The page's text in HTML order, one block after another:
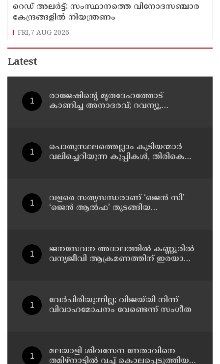
റെഡ് അലർട്ട്: സംസ്ഥാനത്തെ വിനോദസഞ്ചാര
കേന്ദ്രങ്ങളിൽ നിയന്ത്രണം
FRI,7 AUG 2026
Latest
രാജേഷിന്റെ മൃതദേഹത്തോട്
കാണിച്ച അനാദരവ്; റവന്യൂ,
പ്രതിഷേധത്തിലേക്ക്
പൊതുസ്ഥലത്തെല്ലാം കുടിയന്മാര്‍
വലിച്ചെറിയുന്ന കുപ്പികള്‍, തിരികെ
സര്‍ക്കാരിന്റേത് തലതിരിഞ്ഞ
തീരുമാനമോ?
വളരെ സത്യസന്ധരാണ് ‘ജെൻ സി’
‘ജെൻ ആൽഫ’ തുടങ്ങിയ
ജനസേവന അദാലത്തിൽ കണ്ണൂരിൽ
വന്യജീവി ആക്രമണത്തിന് ഇരയായ
വേർപിരിയുന്നില്ല; വിജയ്‍യി നിന്ന്
വിവാഹമോചനം വേണ്ടെന്ന് സംഗീത
മലയാളി ശിവസേന നേതാവിനെ
തമിഴ്നാട്ടിൽ വച്ച് കൊലപ്പെടുത്തിയ